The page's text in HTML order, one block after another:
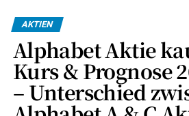
Strategie
Depotwechsel
Ein Wechsel
Kosten,
auf Dividenden in Kürze
Deutsche
Steuer
Auf Kapitalerträge
Abgeltungsteueran,
Solidaritätszuschlag
Kirchensteuer.
AKTIEN
Alphabet Aktie
Kurs & Prognose
– Unterschied